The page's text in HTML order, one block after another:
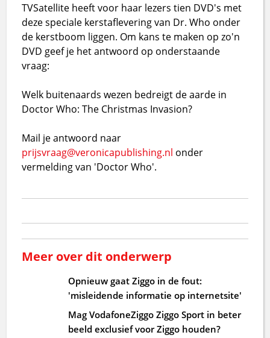
TVSatellite heeft voor haar lezers tien DVD's met
deze speciale kerstaflevering van Dr. Who onder
de kerstboom liggen. Om kans te maken op zo'n
DVD geef je het antwoord op onderstaande
vraag:
Welk buitenaards wezen bedreigt de aarde in
Doctor Who: The Christmas Invasion?
Mail je antwoord naar
prijsvraag@veronicapublishing.nl onder
vermelding van 'Doctor Who'.
Meer over dit onderwerp
Opnieuw gaat Ziggo in de fout:
'misleidende informatie op internetsite'
Mag VodafoneZiggo Ziggo Sport in beter
beeld exclusief voor Ziggo houden?